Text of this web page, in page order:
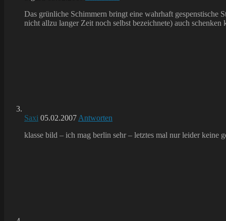
Das grünliche Schimmern bringt eine wahrhaft gespenstische
nicht allzu langer Zeit noch selbst bezeichnete) auch
Saxi 05.02.2007 Antworten
klasse bild – ich mag berlin sehr – letztes mal nur leider keine